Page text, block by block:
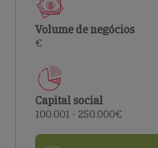
Volume de negócios
€
Capital social
100.001 - 250.000€